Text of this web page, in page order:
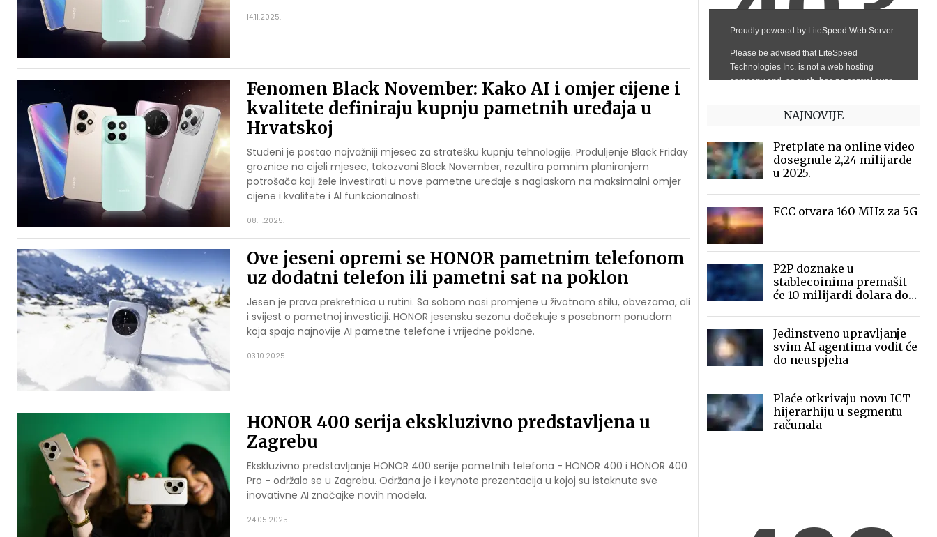
14.11.2025.
Fenomen Black November: Kako AI i omjer cijene i
kvalitete definiraju kupnju pametnih uređaja u
Hrvatskoj
Studeni je postao najvažniji mjesec za stratešku kupnju tehnologije. Produljenje Black Friday
groznice na cijeli mjesec, takozvani Black November, rezultira pomnim planiranjem
potrošača koji žele investirati u nove pametne uređaje s naglaskom na maksimalni omjer
cijene i kvalitete i AI funkcionalnosti.
08.11.2025.
Ove jeseni opremi se HONOR pametnim telefonom
uz dodatni telefon ili pametni sat na poklon
Jesen je prava prekretnica u rutini. Sa sobom nosi promjene u životnom stilu, obvezama, ali
i svijest o pametnoj investiciji. HONOR jesensku sezonu dočekuje s posebnom ponudom
koja spaja najnovije AI pametne telefone i vrijedne poklone.
03.10.2025.
HONOR 400 serija ekskluzivno predstavljena u
Zagrebu
Ekskluzivno predstavljanje HONOR 400 serije pametnih telefona - HONOR 400 i HONOR 400
Pro - održalo se u Zagrebu. Održana je i keynote prezentacija u kojoj su istaknute sve
inovativne AI značajke novih modela.
24.05.2025.
NAJNOVIJE
Pretplate na online video
dosegnule 2,24 milijarde
u 2025.
FCC otvara 160 MHz za 5G
P2P doznake u
stablecoinima premašit
će 10 milijardi dolara do
Jedinstveno upravljanje
svim AI agentima vodit će
do neuspjeha
Plaće otkrivaju novu ICT
hijerarhiju u segmentu
računala